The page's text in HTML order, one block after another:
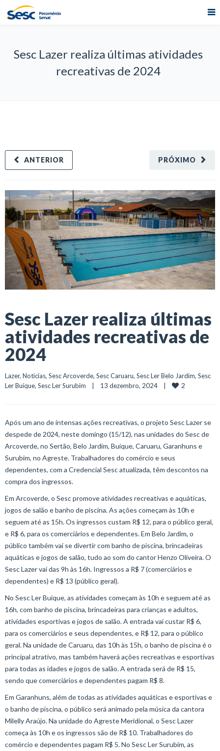
Sesc Lazer realiza últimas atividades
recreativas de 2024
PRÓXIMO
ANTERIOR
Sesc Lazer realiza últimas
atividades recreativas de
2024
Lazer, Notícias, Sesc Arcoverde, Sesc Caruaru, Sesc Ler Belo Jardim, Sesc
Ler Buíque, Sesc Ler Surubim
    |    13 dezembro, 2024    |
2
Após um ano de intensas ações recreativas, o projeto Sesc Lazer se
despede de 2024, neste domingo (15/12), nas unidades do Sesc de
Arcoverde, no Sertão, Belo Jardim, Buíque, Caruaru, Garanhuns e
Surubim, no Agreste. Trabalhadores do comércio e seus
dependentes, com a Credencial Sesc atualizada, têm descontos na
compra dos ingressos.
Em Arcoverde, o Sesc promove atividades recreativas e aquáticas,
jogos de salão e banho de piscina. As ações começam às 10h e
seguem até as 15h. Os ingressos custam R$ 12, para o público geral,
e R$ 6, para os comerciários e dependentes. Em Belo Jardim, o
público também vai se divertir com banho de piscina, brincadeiras
aquáticas e jogos de salão, tudo ao som do cantor Henzo Oliveira. O
Sesc Lazer vai das 9h às 16h. Ingressos a R$ 7 (comerciários e
dependentes) e R$ 13 (público geral).
No Sesc Ler Buíque, as atividades começam às 10h e seguem até as
16h, com banho de piscina, brincadeiras para crianças e adultos,
atividades esportivas e jogos de salão. A entrada vai custar R$ 6,
para os comerciários e seus dependentes, e R$ 12, para o público
geral. Na unidade de Caruaru, das 10h às 15h, o banho de piscina é o
principal atrativo, mas também haverá ações recreativas e esportivas
para todas as idades e jogos de salão. A entrada será de R$ 15,
sendo que comerciários e dependentes pagam R$ 8.
Em Garanhuns, além de todas as atividades aquáticas e esportivas e
o banho de piscina, o público será animado pela música da cantora
Milelly Araújo. Na unidade do Agreste Meridional, o Sesc Lazer
começa às 10h e os ingressos são de R$ 10. Trabalhadores do
comércio e dependentes pagam R$ 5. No Sesc Ler Surubim, as